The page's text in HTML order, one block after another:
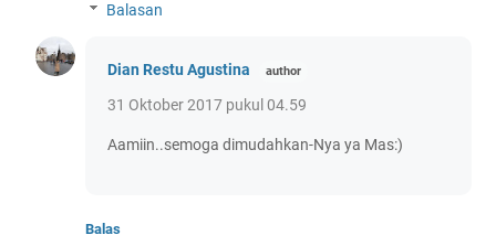
Balasan
Dian Restu Agustina
31 Oktober 2017 pukul 04.59
Aamiin..semoga dimudahkan-Nya ya Mas:)
Balas